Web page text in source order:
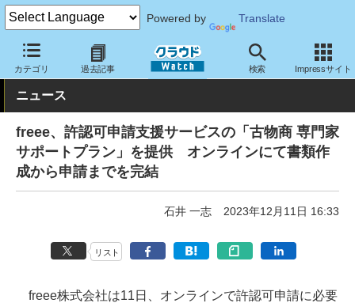
Powered by Translate
カテゴリ 過去記事 検索 Impressサイト
クラウド Watch サービス・ソフト サービス BPO・アウトソ
ニュース
freee、許認可申請支援サービスの「古物商 専門家
サポートプラン」を提供 オンラインにて書類作
成から申請までを完結
石井 一志 2023年12月11日 16:33
リスト
freee株式会社は11日、オンラインで許認可申請に必要